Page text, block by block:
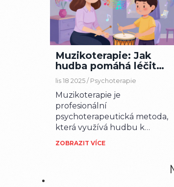
Muzikoterapie: Jak
hudba pomáhá léčit
duševní potíže
lis 18 2025 / Psychoterapie
Muzikoterapie je
profesionální
psychoterapeutická metoda,
která využívá hudbu k
podpoře emocionálního,
ZOBRAZIT VÍCE